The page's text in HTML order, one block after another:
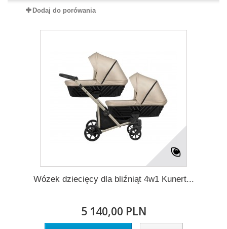
Dodaj do porówania
Wózek dziecięcy dla bliźniąt 4w1 Kunert...
5 140,00 PLN